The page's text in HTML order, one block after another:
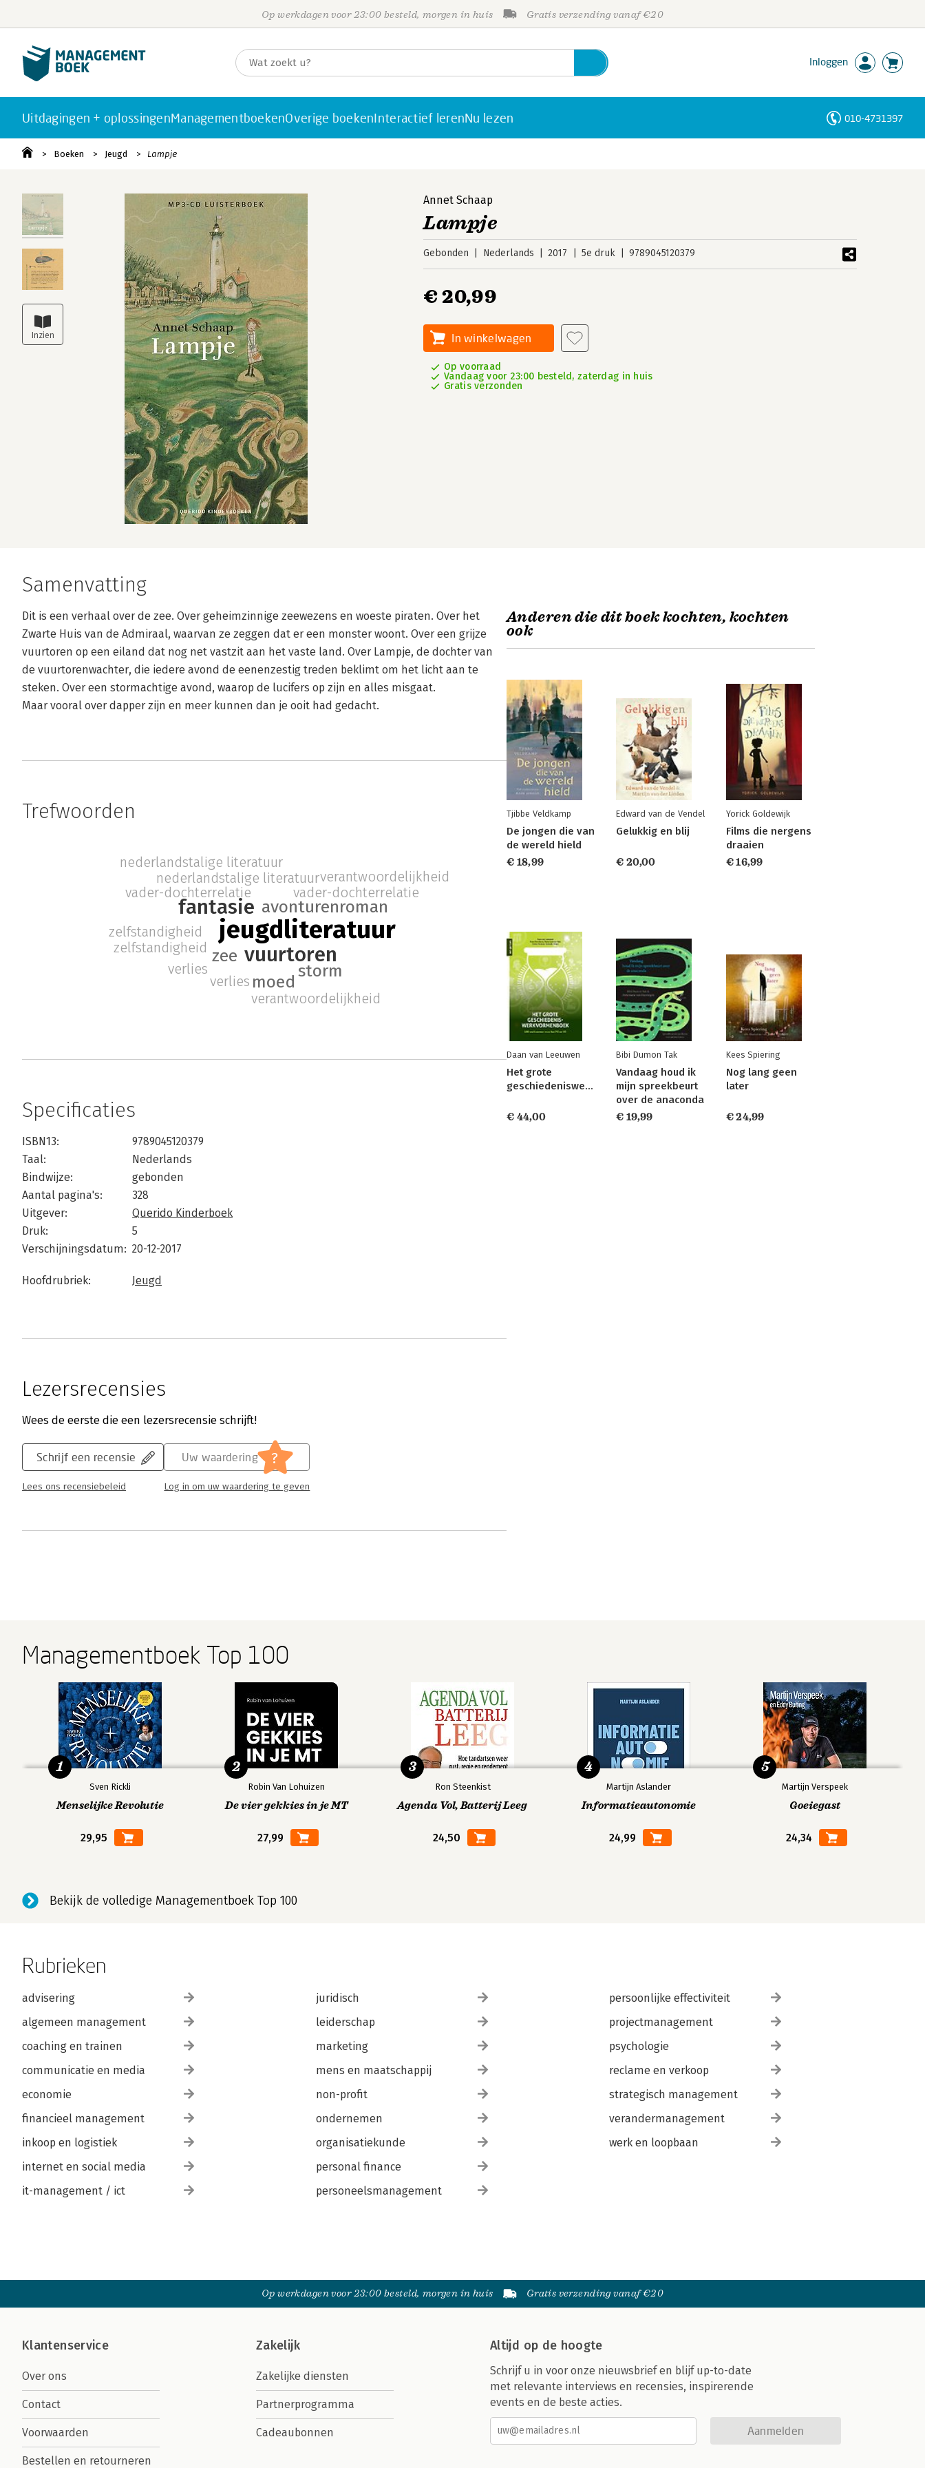
Op werkdagen voor 23:00 besteld, morgen in huis Gratis verzending vanaf €20
Inloggen
Uitdagingen + oplossingenManagementboekenOverige boekenInteractief lerenNu lezen 010-4731397
Boeken Jeugd Lampje
Annet Schaap
Lampje
Gebonden Nederlands 2017 5e druk 9789045120379
€ 20,99
In winkelwagen
Op voorraad
Vandaag voor 23:00 besteld, zaterdag in huis
Gratis verzonden
Samenvatting
Dit is een verhaal over de zee. Over geheimzinnige zeewezens en woeste piraten. Over het
Zwarte Huis van de Admiraal, waarvan ze zeggen dat er een monster woont. Over een grijze
vuurtoren op een eiland dat nog net vastzit aan het vaste land. Over Lampje, de dochter van
de vuurtorenwachter, die iedere avond de eenenzestig treden beklimt om het licht aan te
steken. Over een stormachtige avond, waarop de lucifers op zijn en alles misgaat.
Maar vooral over dapper zijn en meer kunnen dan je ooit had gedacht.
Trefwoorden
jeugdliteratuur
vuurtoren
fantasie
zee
avonturenroman
storm
moed
verlies
zelfstandigheid
vader-dochterrelatie
nederlandstalige literatuur
verantwoordelijkheid
verlies
zelfstandigheid
vader-dochterrelatie
nederlandstalige literatuur
verantwoordelijkheid
Specificaties
ISBN13:
9789045120379
Taal:
Nederlands
Bindwijze:
gebonden
Aantal pagina's:
328
Uitgever:
Querido Kinderboek
Druk:
5
Verschijningsdatum: 20-12-2017
Hoofdrubriek: Jeugd
Lezersrecensies
Wees de eerste die een lezersrecensie schrijft!
Schrijf een recensie
Lees ons recensiebeleid
Uw waardering ?
Log in om uw waardering te geven
Anderen die dit boek kochten, kochten
ook
Tjibbe Veldkamp
De jongen die van
de wereld hield
€ 18,99
Edward van de Vendel
Gelukkig en blij
€ 20,00
Yorick Goldewijk
Films die nergens
draaien
€ 16,99
Daan van Leeuwen
Het grote
geschiedeniswerkvormenboek
€ 44,00
Bibi Dumon Tak
Vandaag houd ik
mijn spreekbeurt
over de anaconda
€ 19,99
Kees Spiering
Nog lang geen
later
€ 24,99
Managementboek Top 100
Sven Rickli
Menselijke Revolutie
29,95
1
Robin Van Lohuizen
De vier gekkies in je MT
27,99
2
Ron Steenkist
Agenda Vol, Batterij Leeg
24,50
3
Martijn Aslander
Informatieautonomie
24,99
4
Martijn Verspeek
Goeiegast
24,34
5
Bekijk de volledige Managementboek Top 100
Rubrieken
advisering
algemeen management
coaching en trainen
communicatie en media
economie
financieel management
inkoop en logistiek
internet en social media
it-management / ict
juridisch
leiderschap
marketing
mens en maatschappij
non-profit
ondernemen
organisatiekunde
personal finance
personeelsmanagement
persoonlijke effectiviteit
projectmanagement
psychologie
reclame en verkoop
strategisch management
verandermanagement
werk en loopbaan
Op werkdagen voor 23:00 besteld, morgen in huis Gratis verzending vanaf €20
Klantenservice
Over ons
Contact
Voorwaarden
Bestellen en retourneren
Zakelijk
Zakelijke diensten
Partnerprogramma
Cadeaubonnen
Altijd op de hoogte
Schrijf u in voor onze nieuwsbrief en blijf up-to-date
met relevante interviews en recensies, inspirerende
events en de beste acties.
Aanmelden
Personen